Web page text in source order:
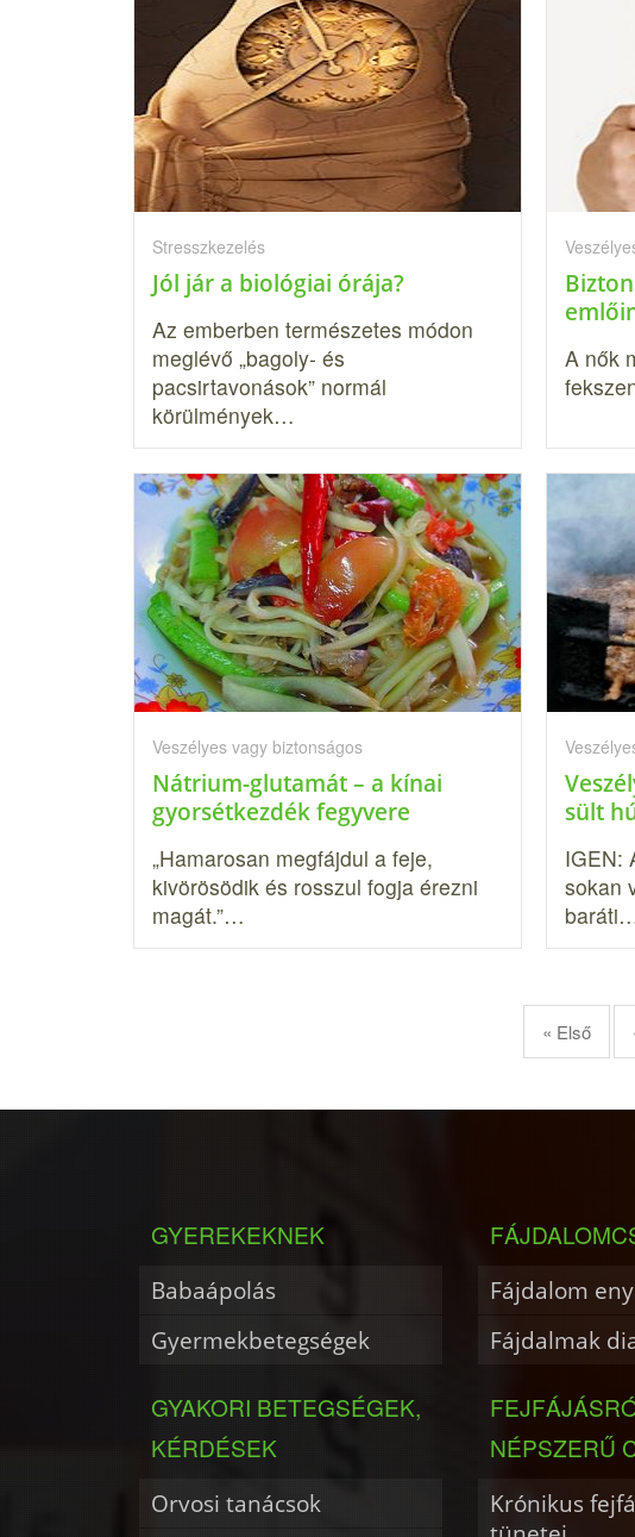
Stresszkezelés
Jól jár a biológiai órája?
Az emberben természetes módon
meglévő „bagoly- és
pacsirtavonások” nor­mál
körülmények…
A nők
Veszélyes vagy biztonságos
Nátrium-glutamát – a kínai
gyorsétkezdék fegyvere
„Hamarosan megfájdul a feje,
kivörösödik és rosszul fogja érezni
magát.”…
sült
IGEN:
sokan
« Első
GYEREKEKNEK
Babaápolás
Gyermekbetegségek
GYAKORI BETEGSÉGEK,
KÉRDÉSEK
Orvosi tanácsok
Fájdalom
Fájdalmak
NÉPSZERŰ
Krónikus